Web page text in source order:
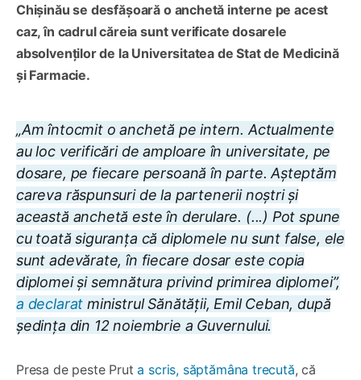
Chișinău se desfășoară o anchetă interne pe acest
caz, în cadrul căreia sunt verificate dosarele
absolvenților de la Universitatea de Stat de Medicină
și Farmacie.
„Am întocmit o anchetă pe intern. Actualmente
au loc verificări de amploare în universitate, pe
dosare, pe fiecare persoană în parte. Așteptăm
careva răspunsuri de la partenerii noștri și
această anchetă este în derulare. (...) Pot spune
cu toată siguranța că diplomele nu sunt false, ele
sunt adevărate, în fiecare dosar este copia
diplomei și semnătura privind primirea diplomei”,
a declarat ministrul Sănătății, Emil Ceban, după
ședința din 12 noiembrie a Guvernului.
Presa de peste Pruta scris, săptămâna trecută, că